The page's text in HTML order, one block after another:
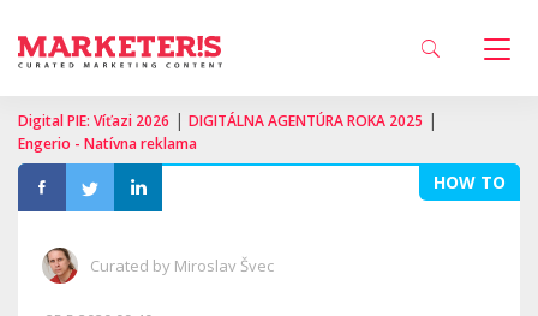
Digital PIE: Víťazi 2026 | DIGITÁLNA AGENTÚRA ROKA 2025 |
Engerio - Natívna reklama
HOW TO
Curated by Miroslav Švec